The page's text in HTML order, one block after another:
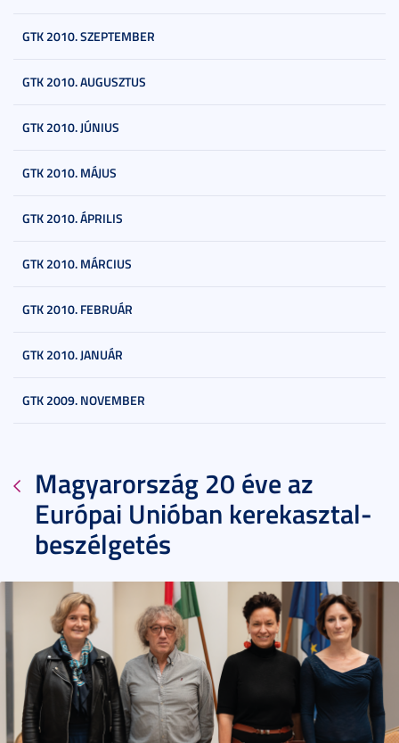
GTK 2010. SZEPTEMBER
GTK 2010. AUGUSZTUS
GTK 2010. JÚNIUS
GTK 2010. MÁJUS
GTK 2010. ÁPRILIS
GTK 2010. MÁRCIUS
GTK 2010. FEBRUÁR
GTK 2010. JANUÁR
GTK 2009. NOVEMBER
Magyarország 20 éve az
Európai Unióban kerekasztal-
beszélgetés